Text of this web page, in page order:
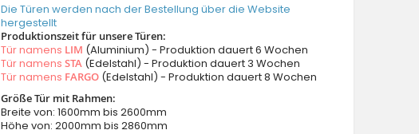
Die Türen werden nach der Bestellung über die Website
hergestellt
Produktionszeit für unsere Türen:
Tür namens LIM (Aluminium) - Produktion dauert 6 Wochen
Tür namensSTA (Edelstahl) - Produktion dauert 3 Wochen
Tür namens FARGO (Edelstahl) - Produktion dauert 8 Wochen
Größe Tür mit Rahmen:
Breite von: 1600mm bis 2600mm
Höhe von: 2000mm bis 2860mm